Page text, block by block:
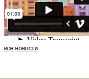
все новости